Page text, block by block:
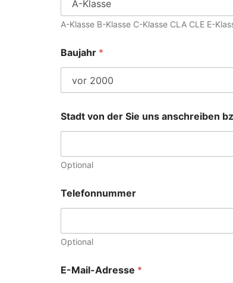
A-Klasse B-Klasse C-Klasse CLA CLE E-
Baujahr *
Stadt von der Sie uns anschreiben
Optional
Telefonnummer
Optional
E-Mail-Adresse *